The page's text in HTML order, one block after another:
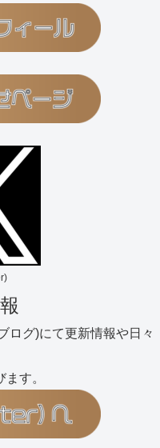
ログ)にて更新情報や日々
す。